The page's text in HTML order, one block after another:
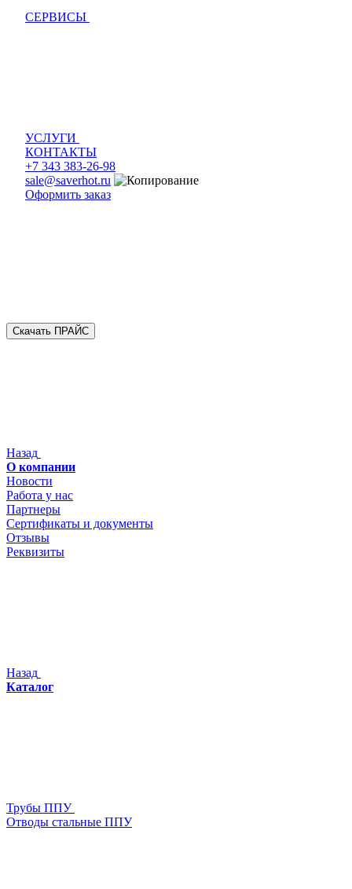
СЕРВИСЫ
УСЛУГИ
КОНТАКТЫ
+7 343 383-26-98
sale@saverhot.ru
Оформить заказ
Скачать ПРАЙС
Назад
О компании
Новости
Работа у нас
Партнеры
Сертификаты и документы
Отзывы
Реквизиты
Назад
Каталог
Трубы ППУ
Отводы стальные ППУ